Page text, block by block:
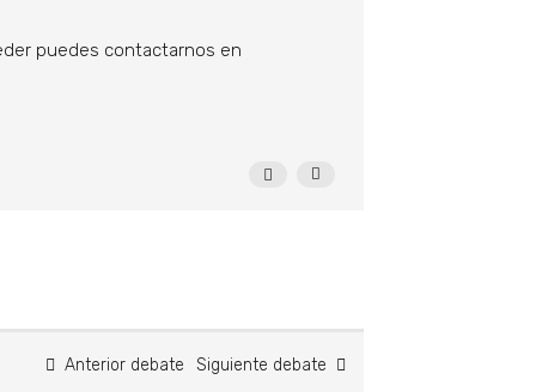
puedes contactarnos en
Anterior debate Siguiente debate